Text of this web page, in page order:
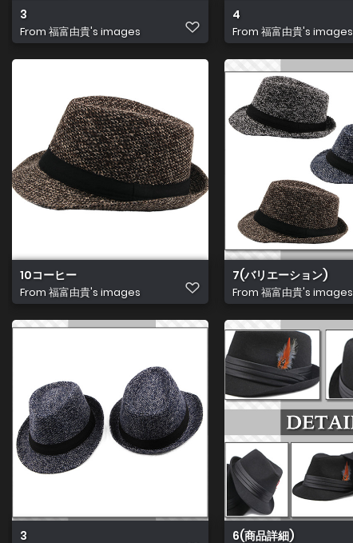
3
From 福富由貴's images
4
From 福富由貴's images
10コーヒー
From 福富由貴's images
7(バリエーション)
From 福富由貴's images
3 6(商品詳細)